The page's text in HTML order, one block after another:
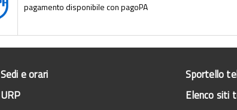
pagamento disponibile con pagoPA
Sedi e orari
URP
Sportello
Elenco siti